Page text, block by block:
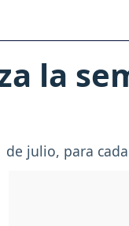
la
de julio, para